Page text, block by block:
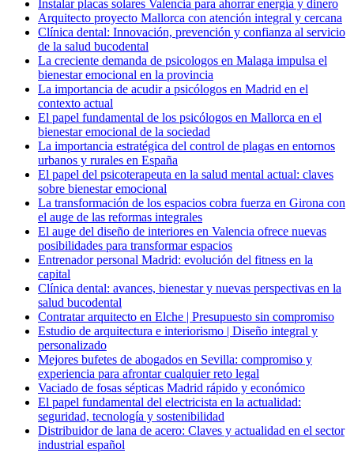
Instalar placas solares Valencia para ahorrar energía y dinero
Arquitecto proyecto Mallorca con atención integral y cercana
Clínica dental: Innovación, prevención y confianza al servicio
de la salud bucodental
La creciente demanda de psicologos en Malaga impulsa el
bienestar emocional en la provincia
La importancia de acudir a psicólogos en Madrid en el
contexto actual
El papel fundamental de los psicólogos en Mallorca en el
bienestar emocional de la sociedad
La importancia estratégica del control de plagas en entornos
urbanos y rurales en España
El papel del psicoterapeuta en la salud mental actual: claves
sobre bienestar emocional
La transformación de los espacios cobra fuerza en Girona con
el auge de las reformas integrales
El auge del diseño de interiores en Valencia ofrece nuevas
posibilidades para transformar espacios
Entrenador personal Madrid: evolución del fitness en la
capital
Clínica dental: avances, bienestar y nuevas perspectivas en la
salud bucodental
Contratar arquitecto en Elche | Presupuesto sin compromiso
Estudio de arquitectura e interiorismo | Diseño integral y
personalizado
Mejores bufetes de abogados en Sevilla: compromiso y
experiencia para afrontar cualquier reto legal
Vaciado de fosas sépticas Madrid rápido y económico
El papel fundamental del electricista en la actualidad:
seguridad, tecnología y sostenibilidad
Distribuidor de lana de acero: Claves y actualidad en el sector
industrial español